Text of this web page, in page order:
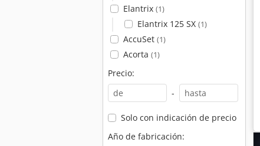
Elantrix (1)
Elantrix 125 SX (1)
AccuSet (1)
Acorta (1)
Precio:
-
Solo con indicación de precio
Año de fabricación: